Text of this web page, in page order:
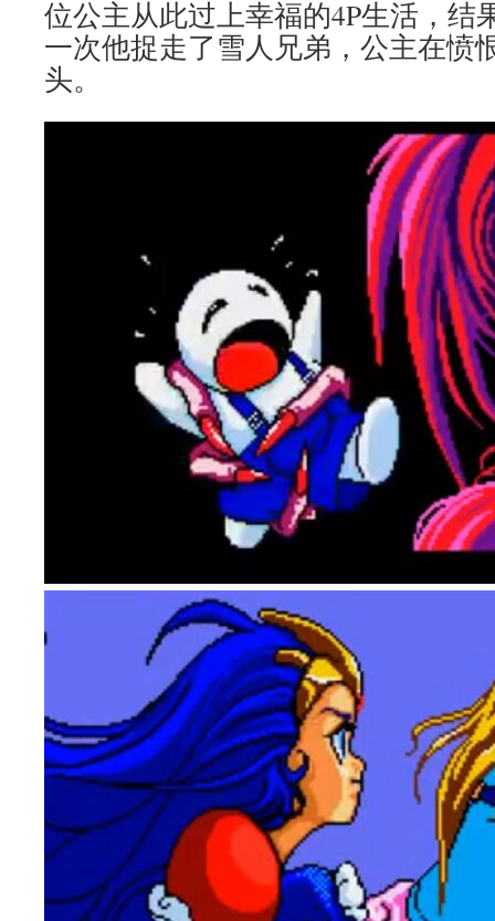
位公主从此过上幸福的4P生活，结
一次他捉走了雪人兄弟，公主在愤
头。